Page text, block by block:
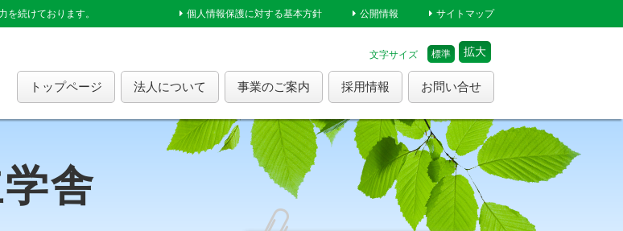
続けております。 個人情報保護に対する基本方針 公開情報 サイトマップ
文字サイズ 標準 拡大
お問い合せ
採用情報
事業のご案内
法人について
トップページ
舎